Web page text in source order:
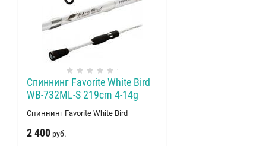
Спиннинг Favorite White Bird
WB-732ML-S 219cm 4-14g
Спиннинг Favorite White Bird
2 400 руб.